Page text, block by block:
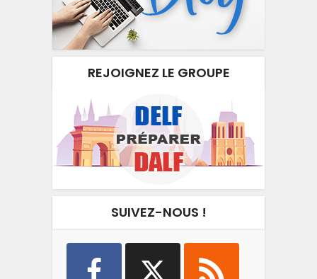
REJOIGNEZ LE GROUPE
SUIVEZ-NOUS !